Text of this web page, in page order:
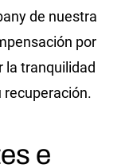
de nuestra
por
la tranquilidad
recuperación.
e